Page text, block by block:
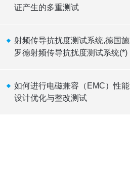
证产生的多重测试
射频传导抗扰度测试系统,德国施
罗德射频传导抗扰度测试系统(*)
如何进行电磁兼容（EMC）性能
设计优化与整改测试